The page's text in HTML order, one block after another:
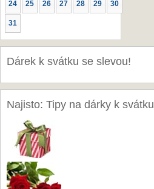
24 25 26 27 28 29 30
31
Dárek k svátku se slevou!
Najisto: Tipy na dárky k svátku